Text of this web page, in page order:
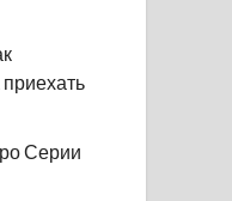
приехать
Серии